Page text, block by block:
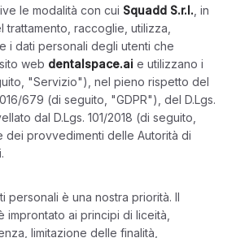
le modalità con cui Squadd S.r.l. , in
trattamento, raccoglie, utilizza,
i dati personali degli utenti che
web dentalspace.ai e utilizzano i
"Servizio"), nel pieno rispetto del
679 (di seguito, "GDPR"), del D.Lgs.
dal D.Lgs. 101/2018 (di seguito,
provvedimenti delle Autorità di
personali è una nostra priorità. Il
improntato ai principi di liceità,
limitazione delle finalità,